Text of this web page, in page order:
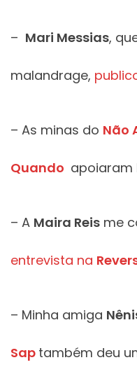
– Mari Messias,
malandrage,
– As minas do Não
Quando apoiaram
– A Maira Reis me
entrevista na
– Minha amiga
Sap também deu